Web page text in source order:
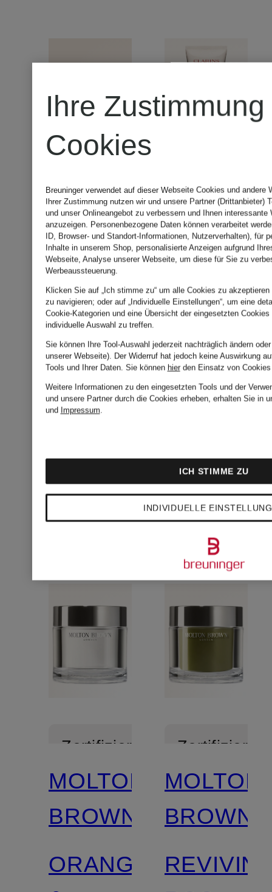
L:A
BRUKET
Körperpeeling
226
SPRUCE
Volumen:
420 ml
(114,26 € / 1 kg)
+Geschenk
Zertifiziert
CLARINS
PEAU
NEUVE
49,50 €
Zertifiziert
MOLTON
BROWN
ORANGE
Zertifiziert
MOLTON
BROWN
Ihre Zustimmung
Cookies
Breuninger verwendet auf dieser Webseite Cookies und andere
Ihrer Zustimmung nutzen wir und unsere Partner (Drittanbieter)
und unser Onlineangebot zu verbessern und Ihnen interessante
anzuzeigen. Personenbezogene Daten können verarbeitet
ID, Browser- und Standort-Informationen, Nutzerverhalten), für
Inhalte in unserem Shop, personalisierte Anzeigen aufgrund
Webseite, Analyse unserer Webseite, um diese für Sie zu
Werbeaussteuerung.
Klicken Sie auf „Ich stimme zu“ um alle Cookies zu
zu navigieren; oder auf „Individuelle Einstellungen“, um eine
Cookie-Kategorien und eine Übersicht der eingesetzten
individuelle Auswahl zu treffen.
Sie können Ihre Tool-Auswahl jederzeit nachträglich ändern
unserer Webseite). Der Widerruf hat jedoch keine Auswirkung
Tools und Ihrer Daten. Sie können hierden Einsatz von Cookies
Weitere Informationen zu den eingesetzten Tools und der
und unsere Partner durch die Cookies erheben, erhalten Sie in
und Impressum.
INDIVIDUELLE
ICH STIMME ZU